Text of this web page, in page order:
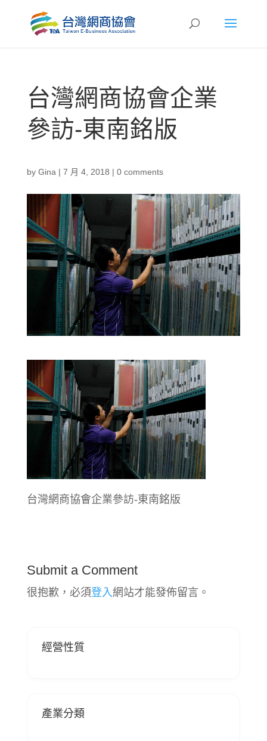
台灣網商協會企業
參訪-東南銘版
by Gina | 7 月 4, 2018 | 0 comments
台灣網商協會企業參訪-東南銘版
Submit a Comment
很抱歉，必須登入 網站才能發佈留言。
經營性質
產業分類